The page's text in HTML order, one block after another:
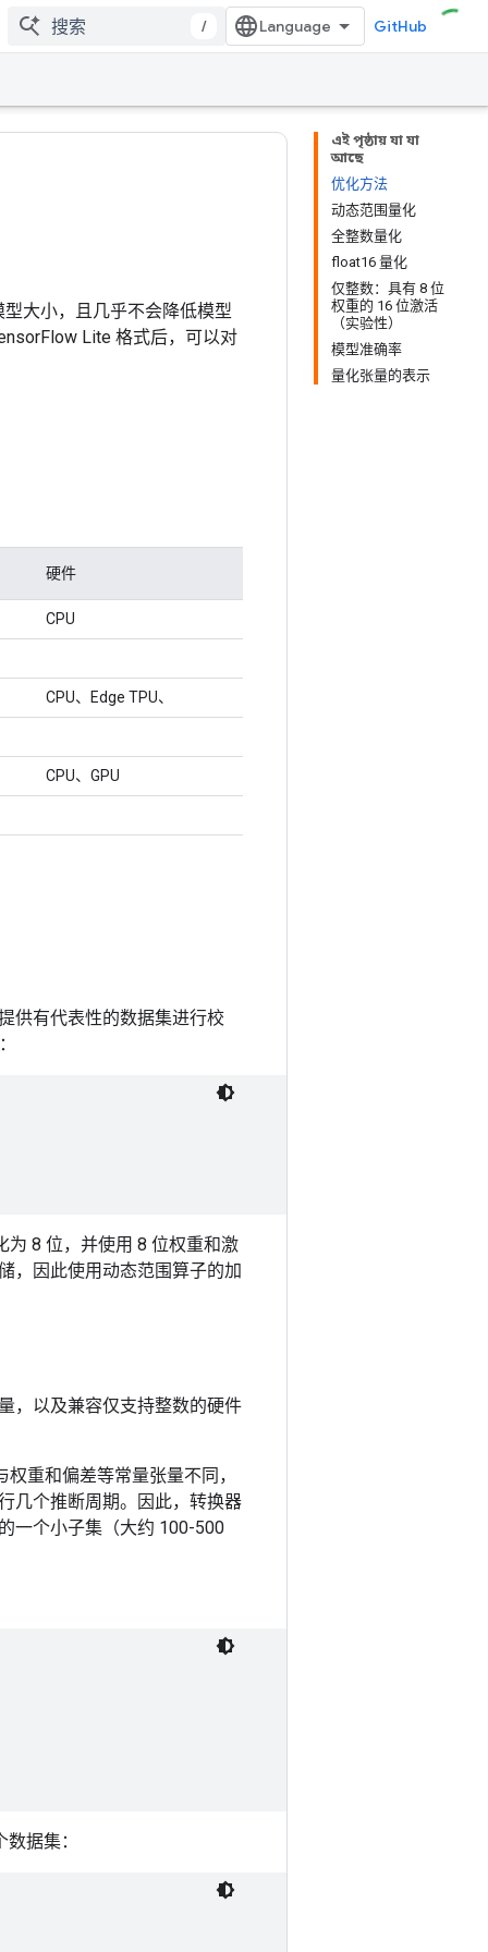
/
GitHub
এই পৃষ্ঠায় যা যা
আছে
优化方法
动态范围量化
全整数量化
float16 量化
仅整数：具有 8 位
权重的 16 位激活
（实验性）
模型准确率
量化张量的表示
大小，且几乎不会降低模型
Lite 格式后，可以对
硬件
CPU
CPU、Edge TPU、
CPU、GPU
供有代表性的数据集进行校
为 8 位，并使用 8 位权重和激
，因此使用动态范围算子的加
，以及兼容仅支持整数的硬件
重和偏差等常量张量不同，
几个推断周期。因此，转换器
一个小子集（大约 100-500
据集：